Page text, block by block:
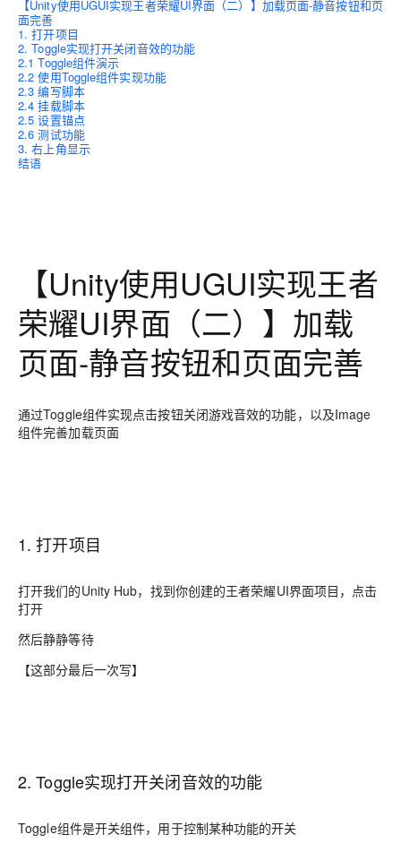
【Unity使用UGUI实现王者荣耀UI界面（二）】加载页面-静音按钮和页
面完善
1. 打开项目
2. Toggle实现打开关闭音效的功能
2.1 Toggle组件演示
2.2 使用Toggle组件实现功能
2.3 编写脚本
2.4 挂载脚本
2.5 设置锚点
2.6 测试功能
3. 右上角显示
结语
【Unity使用UGUI实现王者
荣耀UI界面（二）】加载
页面-静音按钮和页面完善
通过Toggle组件实现点击按钮关闭游戏音效的功能，以及Image
组件完善加载页面
1. 打开项目
打开我们的Unity Hub，找到你创建的王者荣耀UI界面项目，点击
打开
然后静静等待
【这部分最后一次写】
2. Toggle实现打开关闭音效的功能
Toggle组件是开关组件，用于控制某种功能的开关